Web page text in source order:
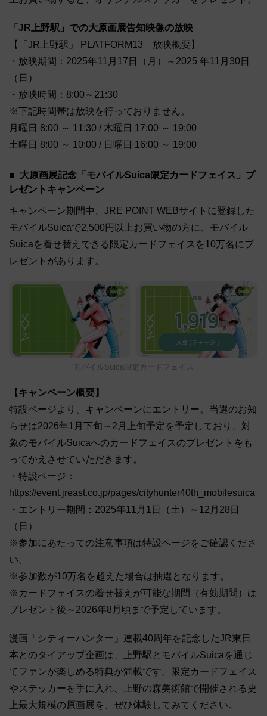
「JR上野駅」での大原画展告知映像の放映
【「JR上野駅」 PLATFORM13 放映概要】
・放映期間：2025年11月17日（月）～2025 年11月30日
（日）
・放映時間：8:00～21:30
※下記時間帯は放映を行っておりません。
月曜日 8:00 ～ 11:30 / 木曜日 17:00 ～ 19:00
土曜日 8:00 ～ 10:00 / 日曜日 16:00 ～ 19:00
大原画展記念「モバイルSuica限定カードフェイス」プ
レゼントキャンペーン
キャンペーン期間中、JRE POINT WEBサイトに登録した
モバイルSuicaで2,500円以上お買い物の方に、モバイル
Suicaを着せ替えできる限定カードフェイスを10万名にプ
レゼントがあります。
モバイルSuica限定カードフェイス
【キャンペーン概要】
特設ページより、キャンペーンにエントリー。当選のお知
らせは2026年1月下旬～2月上旬予定を予定しており、対
象のモバイルSuicaへのカードフェイスのプレゼントをも
ってかえさせていただきます。
・特設ページ：
https://event.jreast.co.jp/pages/cityhunter40th_mobilesuica
・エントリー期間：2025年11月1日（土）～12月28日
（日）
※参加にあたっての注意事項は特設ページをご確認くださ
い。
※参加数が10万名を超えた場合は抽選となります。
※カードフェイスの着せ替えが可能な期間（有効期間）は
プレゼント後～2026年8月頃まで予定しています。
漫画「シティーハンター」連載40周年を記念したJR東日
本とのタイアップ企画は、上野駅とモバイルSuicaを通じ
てファンが楽しめる特典が満載です。限定カードフェイス
やステッカーを手に入れ、上野の森美術館で開催される史
上最大規模の原画展を、ぜひ体験してみてください。